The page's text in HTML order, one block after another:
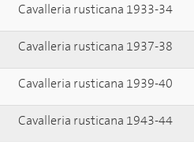
Cavalleria rusticana 1933-34
Cavalleria rusticana 1937-38
Cavalleria rusticana 1939-40
Cavalleria rusticana 1943-44